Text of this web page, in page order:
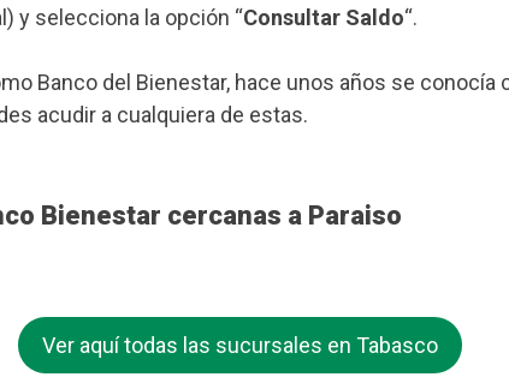
y selecciona la opción “Consultar Saldo“.
Banco del Bienestar, hace unos años se
acudir a cualquiera de estas.
Bienestar cercanas a Paraiso
Ver aquí todas las sucursales en Tabasco